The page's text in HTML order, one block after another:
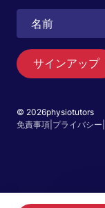
検索
サインアップ
© 2026physiotutors
免責事項 プライバシー